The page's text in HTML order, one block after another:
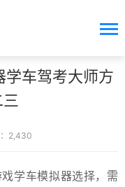
学车驾考大师方
2,430
学车模拟器选择，需